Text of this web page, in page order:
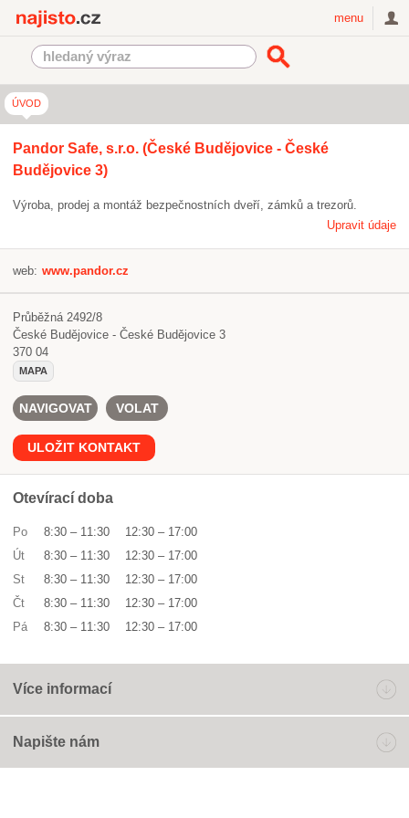
menu
ÚVOD
Pandor Safe, s.r.o. (České Budějovice - České
Budějovice 3)
Výroba, prodej a montáž bezpečnostních dveří, zámků a trezorů.
Upravit údaje
web: www.pandor.cz
Průběžná 2492/8
České Budějovice - České Budějovice 3
370 04
MAPA
NAVIGOVAT VOLAT
ULOŽIT KONTAKT
Otevírací doba
Po 8:30 – 11:30 12:30 – 17:00
Út
8:30 – 11:30 12:30 – 17:00
St
8:30 – 11:30 12:30 – 17:00
Čt
8:30 – 11:30 12:30 – 17:00
Pá
8:30 – 11:30 12:30 – 17:00
Více informací
Napište nám